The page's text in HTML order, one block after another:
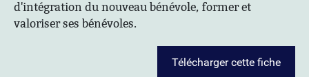
d'intégration du nouveau bénévole, former et
valoriser ses bénévoles.
Télécharger cette fiche